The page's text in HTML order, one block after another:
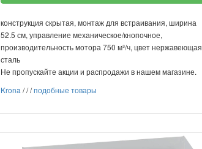
конструкция скрытая, монтаж для встраивания, ширина
52.5 см, управление механическое/кнопочное,
производительность мотора 750 м³/ч, цвет нержавеющая
сталь
Не пропускайте акции и распродажи в нашем магазине.
Krona ///подобные товары